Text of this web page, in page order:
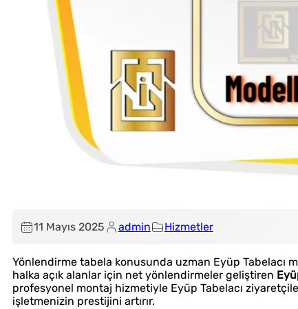
11 Mayıs 2025 admin Hizmetler
Yönlendirme tabela konusunda uzman Eyüp Tabelacı
halka açık alanlar için net yönlendirmeler geliştiren
profesyonel montaj hizmetiyle Eyüp Tabelacı
işletmenizin prestijini artırır.